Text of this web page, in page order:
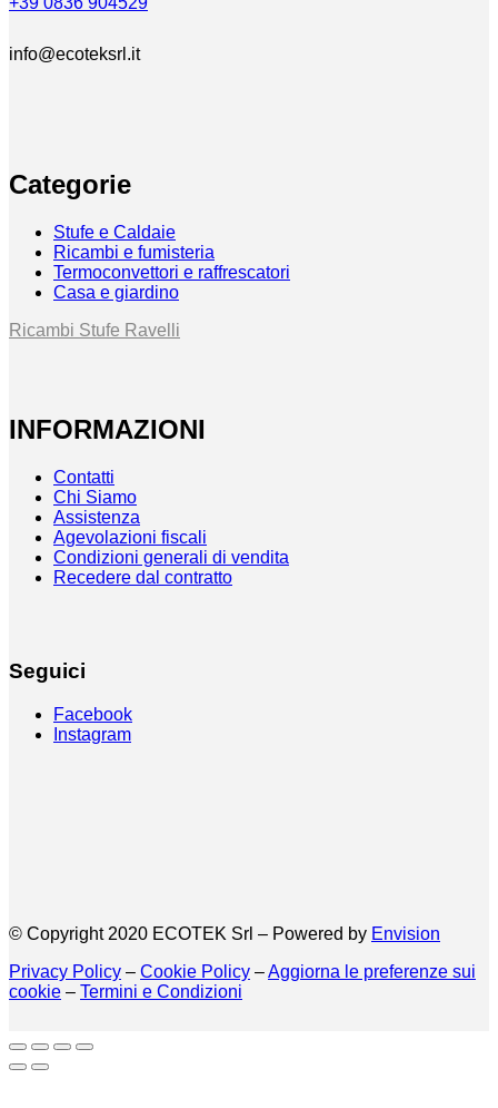
info@ecoteksrl.it
Categorie
Stufe e Caldaie
Ricambi e fumisteria
Termoconvettori e raffrescatori
Casa e giardino
Ricambi Stufe Ravelli
INFORMAZIONI
Contatti
Chi Siamo
Assistenza
Agevolazioni fiscali
Condizioni generali di vendita
Recedere dal contratto
Seguici
Facebook
Instagram
© Copyright 2020 ECOTEK Srl – Powered by Envision
Privacy Policy – Cookie Policy –Aggiorna le preferenze sui
cookie – Termini e Condizioni